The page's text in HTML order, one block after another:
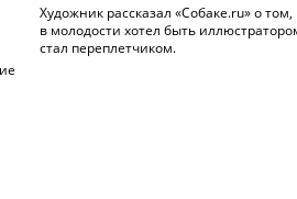
Художник рассказал «Собаке.ru» о том,
в молодости хотел быть
стал переплетчиком.